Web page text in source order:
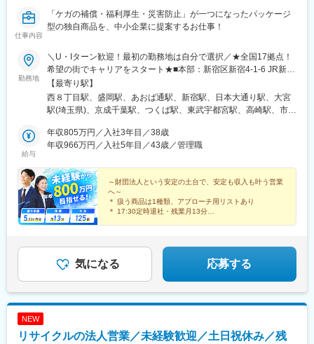
仕事内容
「ケガの補償・福利厚生・災害防止」が一つになったパッケージ
型の独自商品を、中小企業に提案するお仕事！
勤務地
＼U・Iターン歓迎！最初の勤務地は自分で選択／★全国17拠点！
希望の街でキャリアをスタート★■本部：新宿区新宿4-1-6 JR新宿
ミライナタワー▼いずれかの支局に配属・北海道支局（札幌）・
北東北支局（盛岡）・東北支局（仙台）・東京支局（新宿）・神
奈川支局（横浜）・埼玉支局（大宮）・千葉支局（千葉）・茨城
支局（長野）・新潟支局（新潟）・静岡支局（静岡）・東海支局
（名古屋）・北陸支局（金沢）・九州支局（福岡）・南九州支局
15万円（家族帯同）／最大10.5万円（単身）【単身赴任】手当支
給＋月2回までの帰宅旅費を実費支給【支度金】50万円（家族帯
同）／30万円（単身）【引越費用】全額会社負担＋支度金を別途
支給※研修期間について※最初の3ヶ月間は、本部研修（1.5ヶ月）
と現場OJT（1.5ヶ月）でじっくりスキルを習得。本部研修中、遠
さい。
【最寄り駅】
西８丁目駅、盛岡駅、あおば通駅、新宿駅、日本大通り駅、大宮
駅(埼玉県)、京成千葉駅、つくば駅、東武宇都宮駅、高崎駅、市役
(福岡県)、花畑町駅、西４丁目駅、広瀬通駅、新宿三丁目駅、関内
駅、千葉中央駅、長野駅、静岡駅、久屋大通駅、祇園駅(福岡県)、
駅、新静岡駅、新栄町駅(愛知県)、中洲川端駅、西辛島町駅
給与
年収805万円／入社3年目／38歳
年収966万円／入社5年目／43歳／管理職
～財団法人という安定の土台で、安定も収入も叶う営業
へ～
＊ 扱う商品は1種類、アプローチ用リストあり
＊ 17:30定時退社・残業月13分
気になる 応募する
NEW
リサイクルの法人営業／未経験歓迎／土日祝休み／残